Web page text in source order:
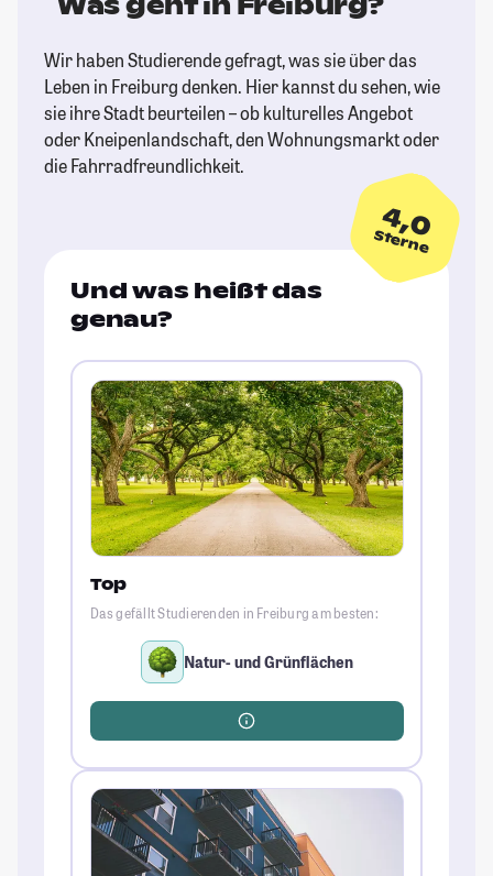
Wir haben Studierende gefragt, was sie über das
Leben in Freiburg denken. Hier kannst du sehen, wie
sie ihre Stadt beurteilen – ob kulturelles Angebot
oder Kneipenlandschaft, den Wohnungsmarkt oder
die Fahrradfreundlichkeit.
4,0
Sterne
Und was heißt das
genau?
Top
Das gefällt Studierenden in Freiburg am besten:
Natur- und Grünflächen